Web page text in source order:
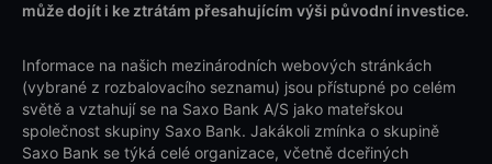
může dojít i ke ztrátám přesahujícím výši původní investice.
Informace na našich mezinárodních webových stránkách
(vybrané z rozbalovacího seznamu) jsou přístupné po celém
světě a vztahují se na Saxo Bank A/S jako mateřskou
společnost skupiny Saxo Bank. Jakákoli zmínka o skupině
Saxo Bank se týká celé organizace, včetně dceřiných